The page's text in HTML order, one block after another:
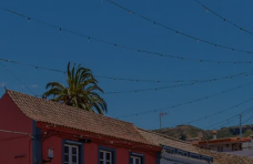
Bebé